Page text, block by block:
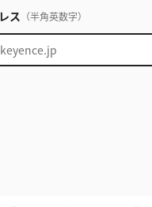
ス （半角英数字）